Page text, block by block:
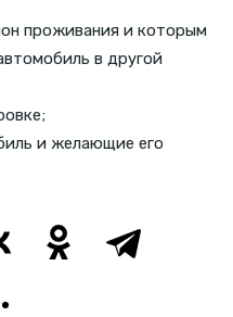
проживания и которым
в другой
и желающие его